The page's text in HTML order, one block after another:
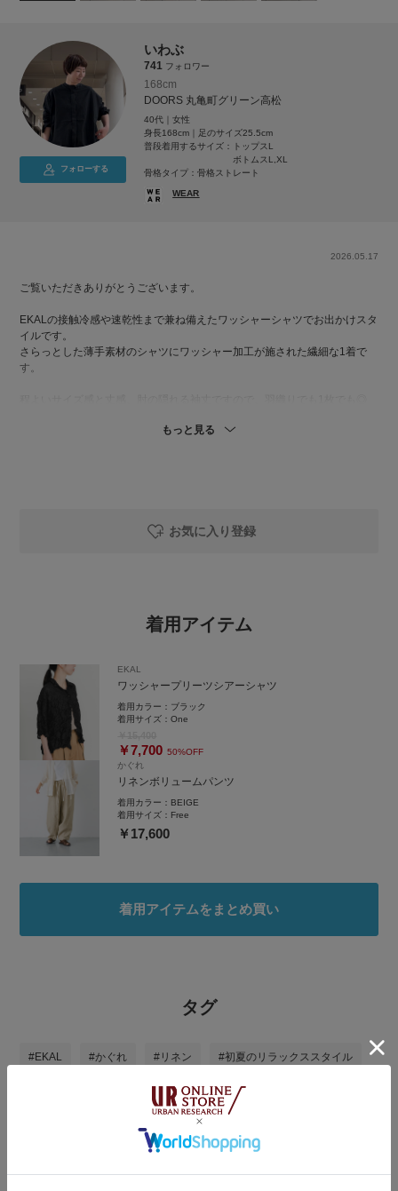
フォローする
いわぶ
741 フォロワー
168cm
DOORS 丸亀町グリーン高松
40代｜女性
身長168cm｜足のサイズ25.5cm
普段着用するサイズ：
トップスL
ボトムスL,XL
骨格タイプ：骨格ストレート
WEAR
2026.05.17
ご覧いただきありがとうございます。
EKALの接触冷感や速乾性まで兼ね備えたワッシャーシャツでお出かけスタ
イルです。
さらっとした薄手素材のシャツにワッシャー加工が施された繊細な1着で
す。
もっと見る
お気に入り登録
着用アイテム
EKAL
ワッシャープリーツシアーシャツ
着用カラー： ブラック
着用サイズ：One
￥7,700 50%OFF
かぐれ
リネンボリュームパンツ
着用カラー： BEIGE
着用サイズ： Free
￥17,600
着用アイテムをまとめ買い
タグ
#EKAL #かぐれ #リネン #初夏のリラックススタイル
#40代ファッション #休日スタイル
#ナチュラルスタイル